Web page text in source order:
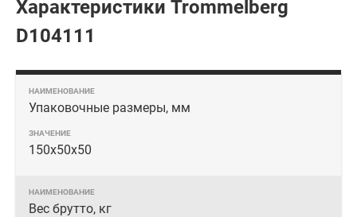
Характеристики Trommelberg
D104111
Упаковочные размеры, мм
150х50х50
Вес брутто, кг